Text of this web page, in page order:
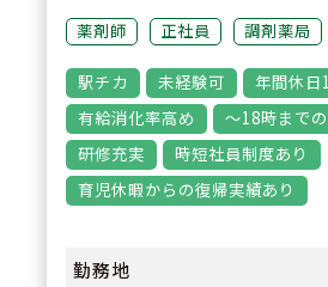
らでも利用可能です。
POINT3
【休暇制度が充実し、
を後押し】入社日から
特別休暇も多数あり、
薬剤師 正社員 調剤薬局
駅チカ 未経験可
年間休日
有給消化率高め
～18時まで
研修充実
時短社員制度あり
育児休暇からの復帰実績あり
勤務地